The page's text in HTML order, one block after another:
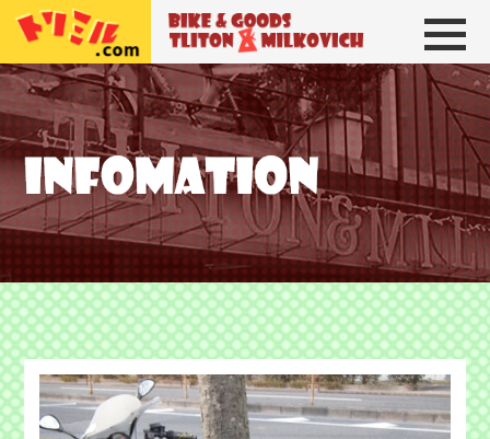
トリトン＆ミルコビッチ BIKE＆